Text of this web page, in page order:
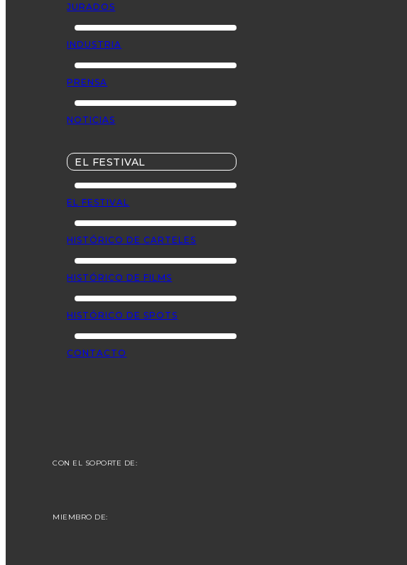
JURADOS
INDUSTRIA
PRENSA
NOTICIAS
EL FESTIVAL
EL FESTIVAL
HISTÓRICO DE CARTELES
HISTÓRICO DE FILMS
HISTÓRICO DE SPOTS
CONTACTO
CON EL SOPORTE DE:
MIEMBRO DE: